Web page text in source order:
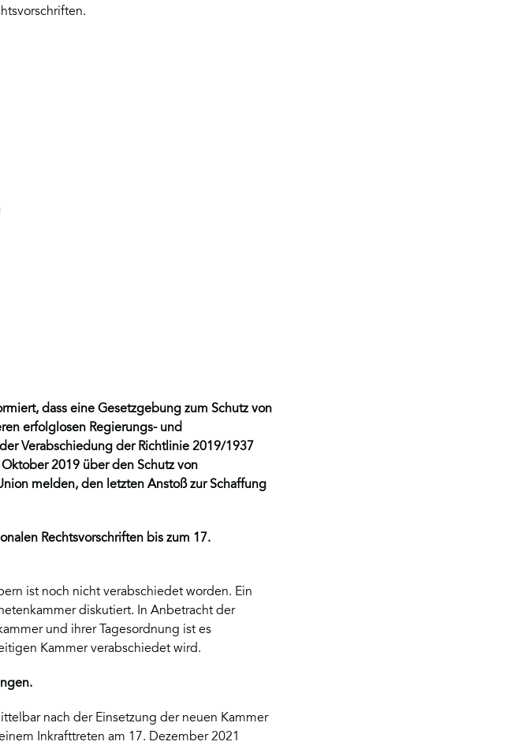
dass eine Gesetzgebung zum Schutz von
erfolglosen Regierungs- und
Verabschiedung der Richtlinie 2019/1937
2019 über den Schutz von
melden, den letzten Anstoß zur Schaffung
Rechtsvorschriften bis zum 17.
ist noch nicht verabschiedet worden. Ein
diskutiert. In Anbetracht der
und ihrer Tagesordnung ist es
Kammer verabschiedet wird.
nach der Einsetzung der neuen Kammer
Inkrafttreten am 17. Dezember 2021